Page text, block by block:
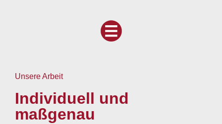
Unsere Arbeit
Individuell und
maßgenau